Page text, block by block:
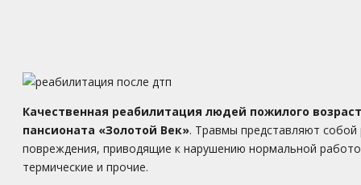
Качественная реабилитация людей пожилого
пансионата «Золотой Век». Травмы представляют
повреждения, приводящие к нарушению нормальной
термические и прочие.